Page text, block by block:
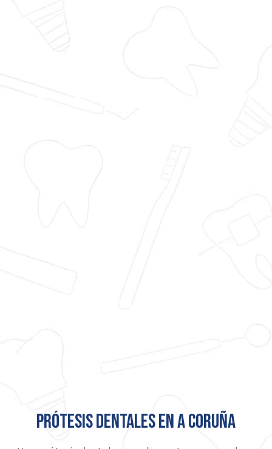
Prótesis dentales en A Coruña